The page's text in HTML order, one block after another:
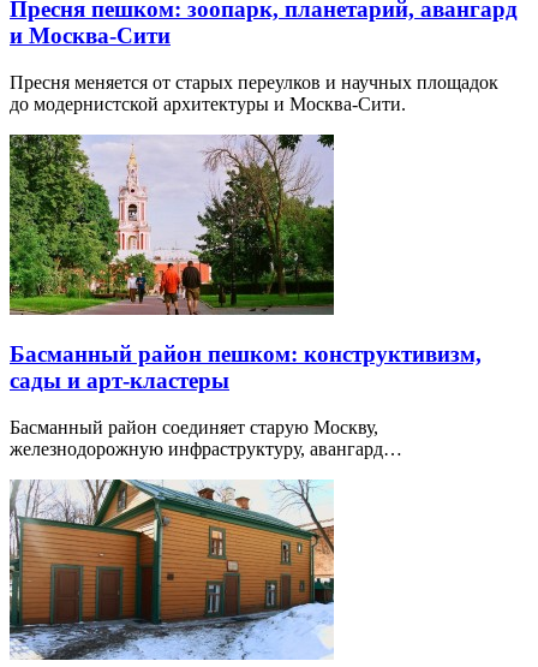
Пресня пешком: зоопарк, планетарий, авангард
и Москва-Сити
Пресня меняется от старых переулков и научных площадок
до модернистской архитектуры и Москва-Сити.
Басманный район пешком: конструктивизм,
сады и арт-кластеры
Басманный район соединяет старую Москву,
железнодорожную инфраструктуру, авангард…